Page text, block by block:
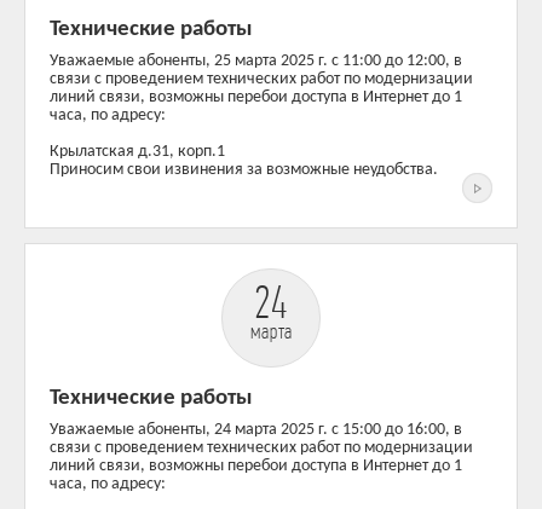
Технические работы
Уважаемые абоненты, 25 марта 2025 г. c 11:00 до 12:00, в
связи с проведением технических работ по модернизации
линий связи, возможны перебои доступа в Интернет до 1
часа, по адресу:
Крылатская д.31, корп.1
Приносим свои извинения за возможные неудобства.
24
марта
Технические работы
Уважаемые абоненты, 24 марта 2025 г. c 15:00 до 16:00, в
связи с проведением технических работ по модернизации
линий связи, возможны перебои доступа в Интернет до 1
часа, по адресу: